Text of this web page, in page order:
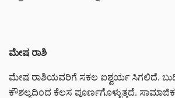
ಮೇಷ ರಾಶಿ
ಮೇಷ ರಾಶಿಯವರಿಗೆ ಸಕಲ ಐಶ್ವರ್ಯ ಸಿಗಲಿದೆ.
ಕೌಶಲ್ಯದಿಂದ ಕೆಲಸ ಪೂರ್ಣಗೊಳ್ಳುತ್ತದೆ.